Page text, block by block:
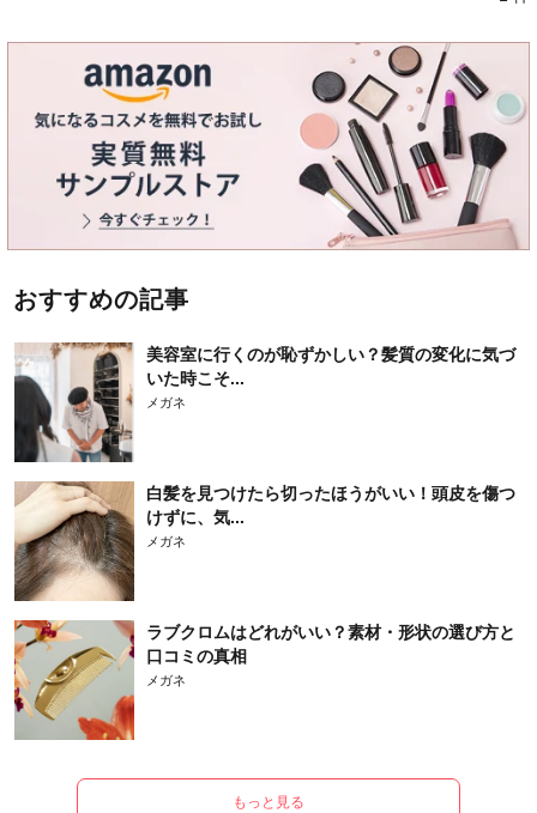
おすすめの記事
美容室に行くのが恥ずかしい？髪質の変化に気づ
いた時こそ...
メガネ
白髪を見つけたら切ったほうがいい！頭皮を傷つ
けずに、気...
メガネ
ラブクロムはどれがいい？素材・形状の選び方と
口コミの真相
メガネ
もっと見る